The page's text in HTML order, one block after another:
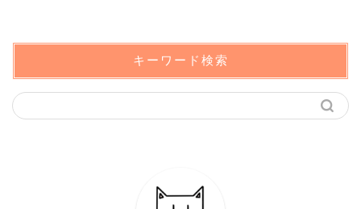
キーワード検索